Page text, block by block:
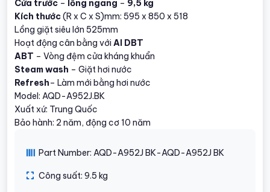
Cửa trước – lồng ngang – 9,5 kg
Kích thước(R x C x S)mm: 595 x 850 x 518
Lồng giặt siêu lớn 525mm
Hoạt động cân bằng với AI DBT
ABT – Vòng đệm cửa kháng khuẩn
Steam wash – Giặt hơi nước
Refresh– Làm mới bằng hơi nước
Model: AQD-A952J.BK
Xuất xứ: Trung Quốc
Bảo hành: 2 năm, động cơ 10 năm
Part Number: AQD-A952J BK-AQD-A952J BK
Công suất: 9.5 kg